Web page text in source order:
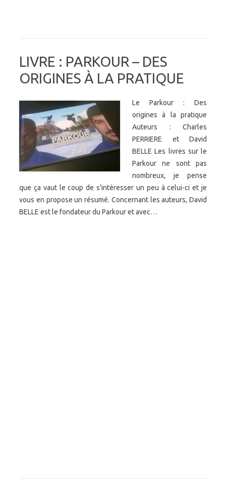
LIVRE : PARKOUR – DES
ORIGINES À LA PRATIQUE
Le Parkour : Des
origines à la pratique
Auteurs : Charles
PERRIERE et David
BELLE Les livres sur le
Parkour ne sont pas
nombreux, je pense
que ça vaut le coup de s’intéresser un peu à celui-ci et je
vous en propose un résumé. Concernant les auteurs, David
BELLE est le fondateur du Parkour et avec…